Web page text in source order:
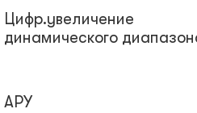
Цифр.увеличение
динамического
AРУ